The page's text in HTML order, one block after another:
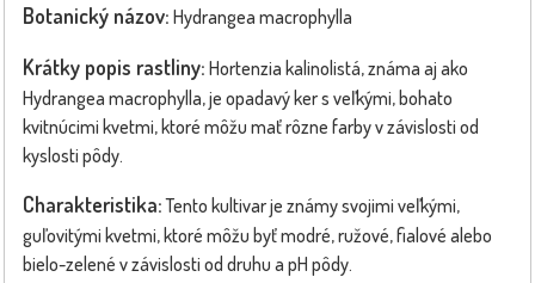
Botanický názov: Hydrangea macrophylla
Krátky popis rastliny: Hortenzia kalinolistá, známa aj ako
Hydrangea macrophylla, je opadavý ker s veľkými, bohato
kvitnúcimi kvetmi, ktoré môžu mať rôzne farby v závislosti od
kyslosti pôdy.
Charakteristika:Tento kultivar je známy svojimi veľkými,
guľovitými kvetmi, ktoré môžu byť modré, ružové, fialové alebo
bielo-zelené v závislosti od druhu a pH pôdy.